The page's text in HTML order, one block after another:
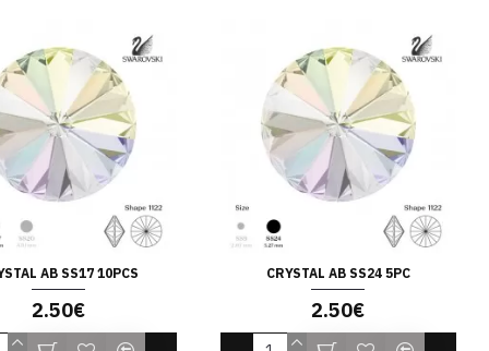
AB SS17 10PCS
2.50€
CRYSTAL AB SS24 5PC
2.50€